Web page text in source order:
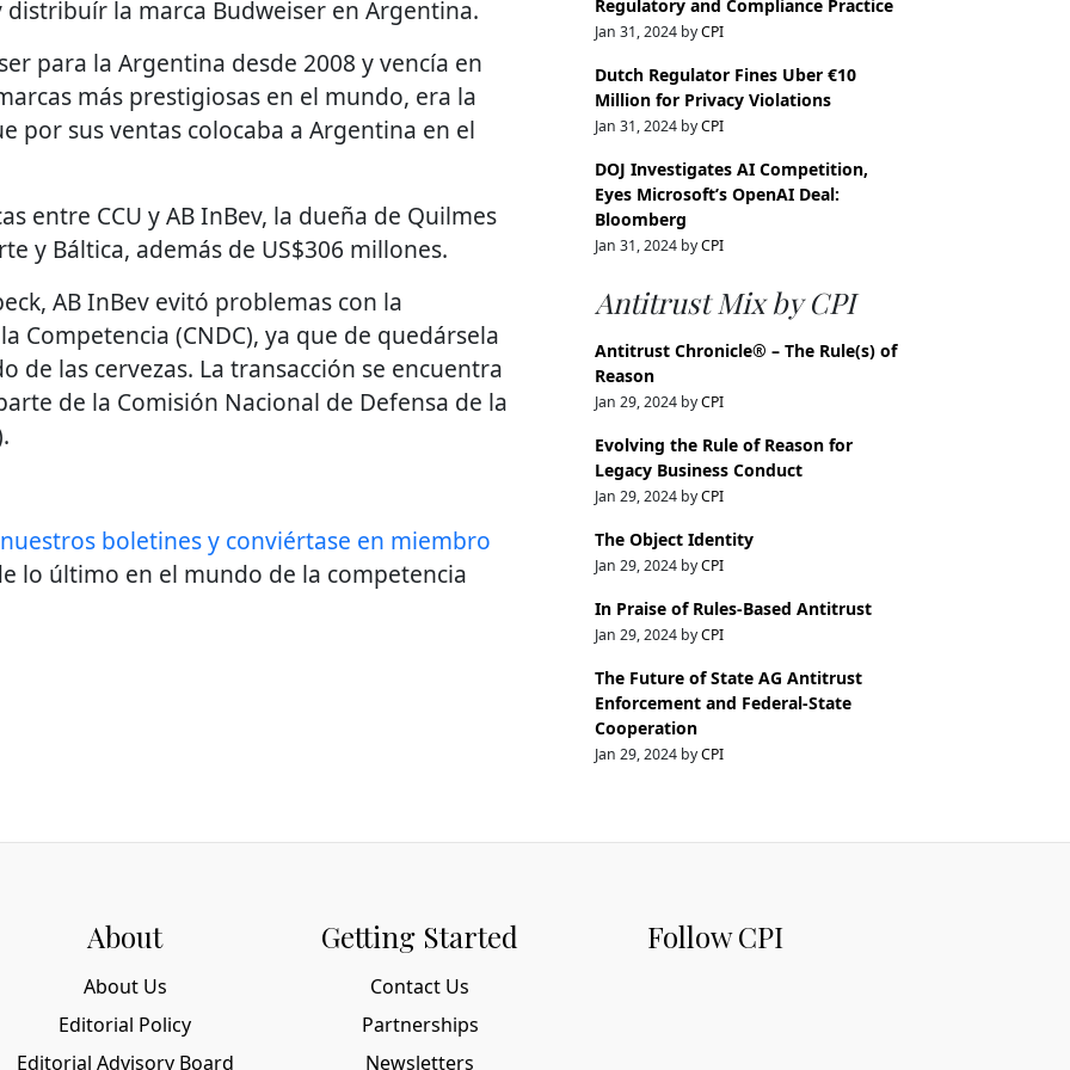
la marca Budweiser en Argentina.
para la Argentina desde 2008 y vencía en
más prestigiosas en el mundo, era la
por sus ventas colocaba a Argentina en el
entre CCU y AB InBev, la dueña de Quilmes
y Báltica, además de US$306 millones.
AB InBev evitó problemas con la
Competencia (CNDC), ya que de quedársela
de las cervezas. La transacción se encuentra
de la Comisión Nacional de Defensa de la
boletines y conviértase en miembro
lo último en el mundo de la competencia
Regulatory and Compliance Practice
Jan 31, 2024 byCPI
Dutch Regulator Fines Uber €10
Million for Privacy Violations
Jan 31, 2024 byCPI
DOJ Investigates AI Competition,
Eyes Microsoft’s OpenAI Deal:
Bloomberg
Jan 31, 2024 byCPI
Antitrust Mix by CPI
Antitrust Chronicle® – The Rule(s) of
Reason
Jan 29, 2024 byCPI
Evolving the Rule of Reason for
Legacy Business Conduct
Jan 29, 2024 byCPI
The Object Identity
Jan 29, 2024 byCPI
In Praise of Rules-Based Antitrust
Jan 29, 2024 byCPI
The Future of State AG Antitrust
Enforcement and Federal-State
Cooperation
Jan 29, 2024 byCPI
About
About Us
Editorial Policy
Editorial Advisory Board
Getting Started
Contact Us
Partnerships
Newsletters
Follow CPI